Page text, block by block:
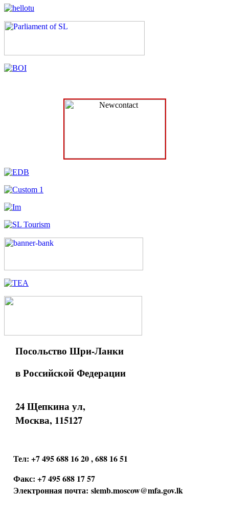
Посольство Шри-Ланки
в Российской Федерации
24 Щепкина ул,
Москва, 115127
Тел: +7 495 688 16 20 , 688 16 51
Факс: +7 495 688 17 57
Электронная почта: slemb.moscow@mfa.gov.lk